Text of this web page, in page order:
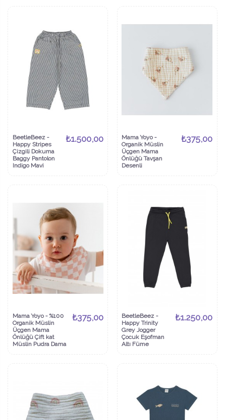
BeetleBeez -
Happy Stripes
Çizgili Dokuma
Baggy Pantolon
Indigo Mavi
₺1.500,00
Mama Yoyo -
Organik Müslin
Üçgen Mama
Önlüğü Tavşan
Desenli
₺375,00
Mama Yoyo - %100
Organik Müslin
Üçgen Mama
Önlüğü Çift kat
Müslin Pudra Dama
₺375,00
BeetleBeez -
Happy Trinity
Grey Jogger
Çocuk Eşofman
Altı Füme
₺1.250,00